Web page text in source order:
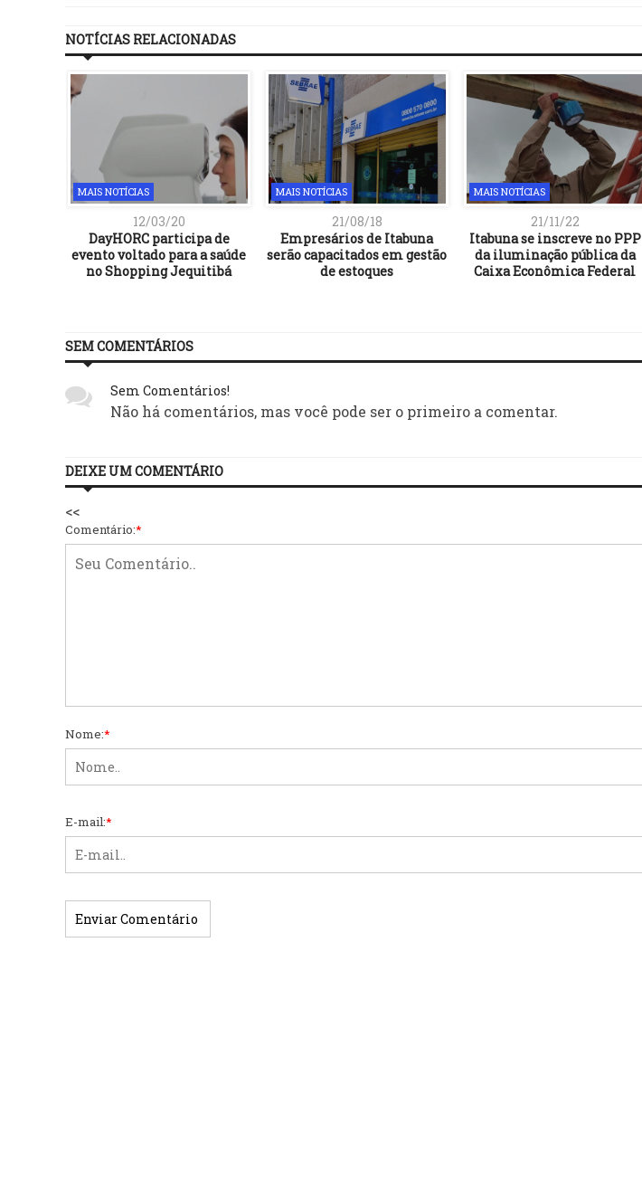
NOTÍCIAS RELACIONADAS
MAIS NOTÍCIAS
12/03/20
DayHORC participa de
evento voltado para a saúde
no Shopping Jequitibá
MAIS NOTÍCIAS
21/08/18
Empresários de Itabuna
serão capacitados em gestão
de estoques
MAIS NOTÍCIAS
21/11/22
Itabuna se inscreve no PPP
da iluminação pública da
Caixa Econômica Federal
SEM COMENTÁRIOS
Sem Comentários!
Não há comentários, mas você pode ser o primeiro a comentar.
DEIXE UM COMENTÁRIO
<<
Comentário:*
Nome:*
E-mail:*